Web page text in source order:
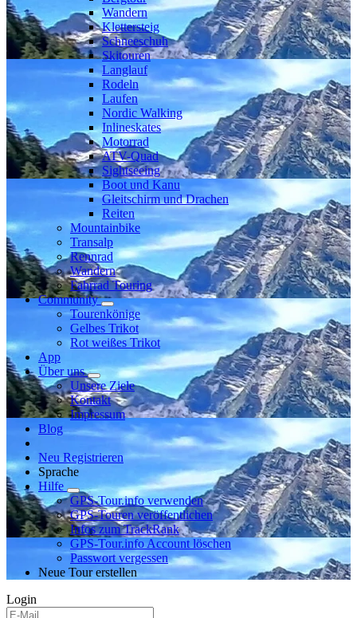
Wandern
Klettersteig
Schneeschuh
Skitouren
Langlauf
Rodeln
Laufen
Nordic Walking
Inlineskates
Motorrad
ATV-Quad
Sightseeing
Boot und Kanu
Gleitschirm und Drachen
Reiten
Mountainbike
Transalp
Rennrad
Wandern
Fahrrad Touring
Community
Tourenkönige
Gelbes Trikot
Rot weißes Trikot
App
Über uns
Unsere Ziele
Kontakt
Impressum
Blog
Neu Registrieren
Sprache
Hilfe
GPS-Tour.info verwenden
GPS-Touren veröffentlichen
Infos zum TrackRank
GPS-Tour.info Account löschen
Passwort vergessen
Neue Tour erstellen
Login